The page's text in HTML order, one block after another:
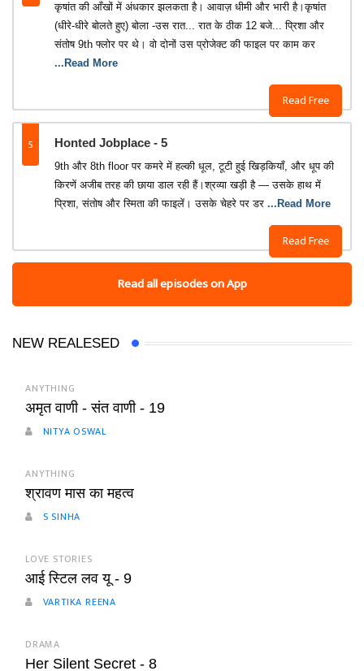
Read Free
कृषांत की आँखों में अंधकार झलकता है। आवाज़ धीमी और भारी है।कृषांत
(धीरे-धीरे बोलते हुए) बोला -उस रात... रात के ठीक 12 बजे... प्रिशा और
संतोष 9th फ्लोर पर थे। वो दोनों उस प्रोजेक्ट की फाइल पर काम कर
...Read More
5 Honted Jobplace - 5
Read Free
9th और 8th floor पर कमरे में हल्की धूल, टूटी हुई खिड़कियाँ, और धूप की
किरणें अजीब तरह की छाया डाल रही हैं।श्रव्या खड़ी है — उसके हाथ में
प्रिशा, संतोष और स्मिता की फाइलें। उसके चेहरे पर डर ...Read More
Read all episodes on App
NEW REALESED
ANYTHING
अमृत वाणी - संत वाणी - 19
NITYA OSWAL
ANYTHING
श्रावण मास का महत्व
S SINHA
LOVE STORIES
आई स्टिल लव यू - 9
VARTIKA REENA
DRAMA
Her Silent Secret - 8